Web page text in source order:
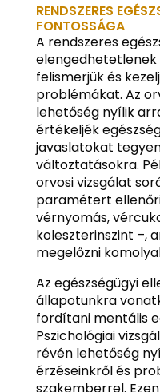
RENDSZERES
FONTOSSÁGA
A rendszeres
elengedhetetlenek
felismerjük és
problémákat. Az
lehetőség nyílik
értékeljék
javaslatokat
változtatásokra.
orvosi vizsgálat
paramétert
vérnyomás,
koleszterinszint –,
megelőzni
Az egészségügyi
állapotunkra
fordítani mentális
Pszichológiai
révén lehetőség
érzéseinkről és
szakemberrel.